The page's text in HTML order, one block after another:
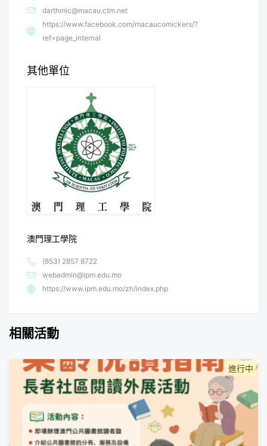
darthmic@macau.ctm.net
https://www.facebook.com/macaucomickers/?
ref=page_internal
其他單位
澳門理工學院
(853) 2857 8722
webadmin@ipm.edu.mo
https://www.ipm.edu.mo/zh/index.php
相關活動
進行中